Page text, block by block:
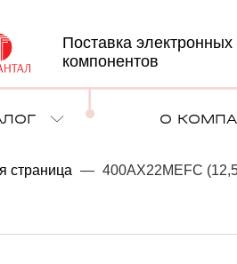
Поставка электронных
компонентов
О
страница — 400AX22MEFC